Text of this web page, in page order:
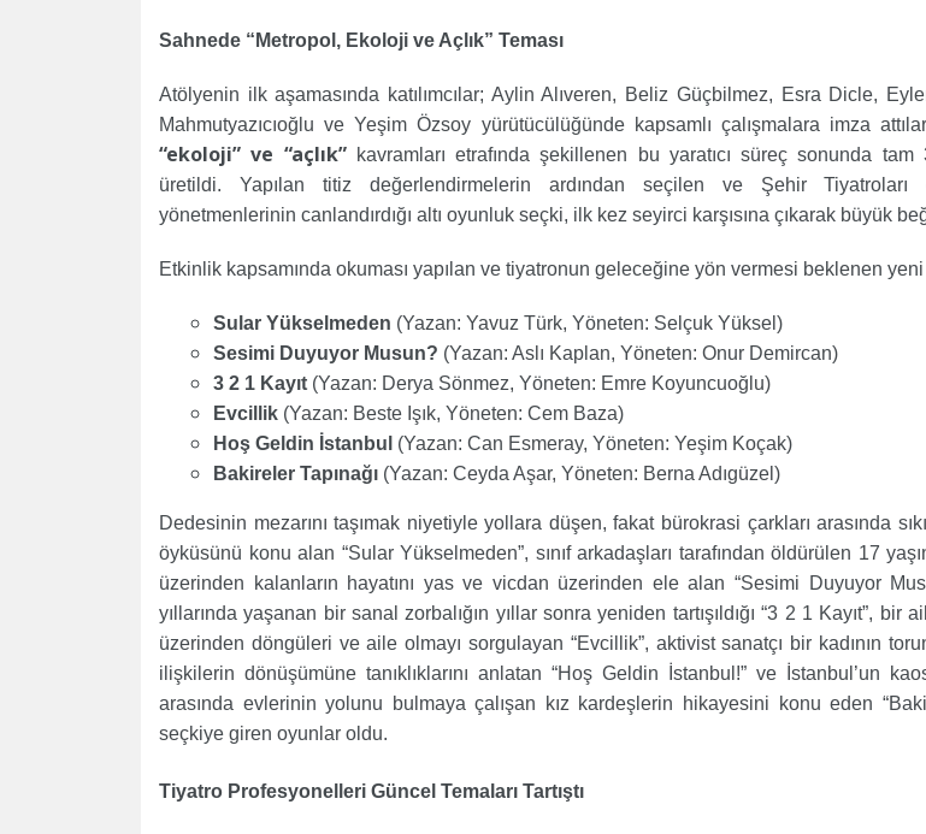
Sahnede “Metropol, Ekoloji ve Açlık” Teması
Atölyenin ilk aşamasında katılımcılar; Aylin Alıveren, Beliz Güçbilmez, Esra Dicle,
Mahmutyazıcıoğlu ve Yeşim Özsoy yürütücülüğünde kapsamlı çalışmalara imza
“ekoloji” ve “açlık”kavramları etrafında şekillenen bu yaratıcı süreç sonunda
üretildi. Yapılan titiz değerlendirmelerin ardından seçilen ve Şehir Tiyatroları
yönetmenlerinin canlandırdığı altı oyunluk seçki, ilk kez seyirci karşısına çıkarak büyük
Etkinlik kapsamında okuması yapılan ve tiyatronun geleceğine yön vermesi beklenen
Sular Yükselmeden (Yazan: Yavuz Türk, Yöneten: Selçuk Yüksel)
Sesimi Duyuyor Musun? (Yazan: Aslı Kaplan, Yöneten: Onur Demircan)
3 2 1 Kayıt (Yazan: Derya Sönmez, Yöneten: Emre Koyuncuoğlu)
Evcillik (Yazan: Beste Işık, Yöneten: Cem Baza)
Hoş Geldin İstanbul (Yazan: Can Esmeray, Yöneten: Yeşim Koçak)
Bakireler Tapınağı (Yazan: Ceyda Aşar, Yöneten: Berna Adıgüzel)
Dedesinin mezarını taşımak niyetiyle yollara düşen, fakat bürokrasi çarkları arasında
öyküsünü konu alan “Sular Yükselmeden”, sınıf arkadaşları tarafından öldürülen 17
üzerinden kalanların hayatını yas ve vicdan üzerinden ele alan “Sesimi Duyuyor
yıllarında yaşanan bir sanal zorbalığın yıllar sonra yeniden tartışıldığı “3 2 1 Kayıt”, bir
üzerinden döngüleri ve aile olmayı sorgulayan “Evcillik”, aktivist sanatçı bir kadının
ilişkilerin dönüşümüne tanıklıklarını anlatan “Hoş Geldin İstanbul!” ve İstanbul’un
arasında evlerinin yolunu bulmaya çalışan kız kardeşlerin hikayesini konu eden
seçkiye giren oyunlar oldu.
Tiyatro Profesyonelleri Güncel Temaları Tartıştı